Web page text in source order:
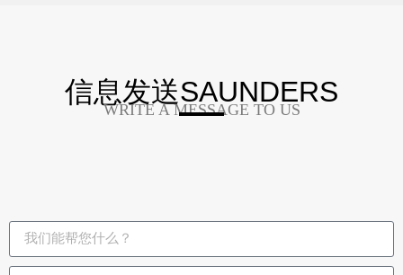
信息发送SAUNDERS
WRITE A MESSAGE TO US